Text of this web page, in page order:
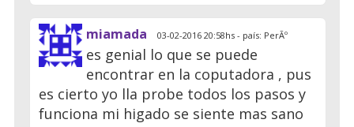
miamada 03-02-2016 20:58hs - país: PerÃº
es genial lo que se puede
encontrar en la coputadora , pus
es cierto yo lla probe todos los pasos y
funciona mi higado se siente mas sano